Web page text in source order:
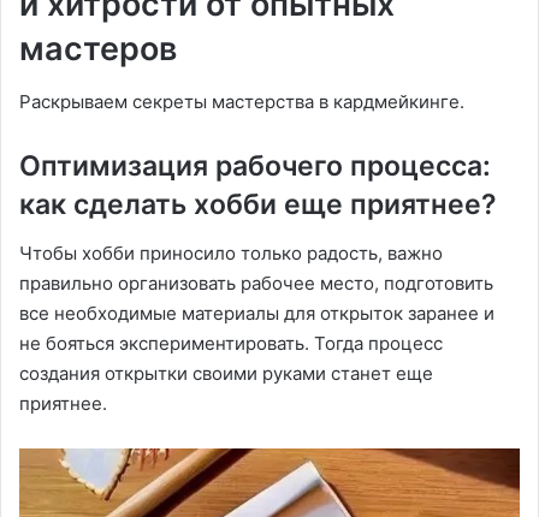
мастеров
Раскрываем секреты мастерства в кардмейкинге.
Оптимизация рабочего процесса:
как сделать хобби еще приятнее?
Чтобы хобби приносило только радость, важно
правильно организовать рабочее место, подготовить
все необходимые материалы для открыток заранее и
не бояться экспериментировать. Тогда процесс
создания открытки своими руками станет еще
приятнее.